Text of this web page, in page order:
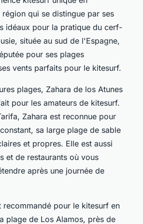
région qui se distingue par ses
idéaux pour la pratique du cerf-
située au sud de l'Espagne,
pour ses plages
vents parfaits pour le kitesurf.
plages, Zahara de los Atunes
pour les amateurs de kitesurf.
Zahara est reconnue pour
sa large plage de sable
et propres. Elle est aussi
et de restaurants où vous
après une journée de
recommandé pour le kitesurf en
plage de Los Alamos, près de